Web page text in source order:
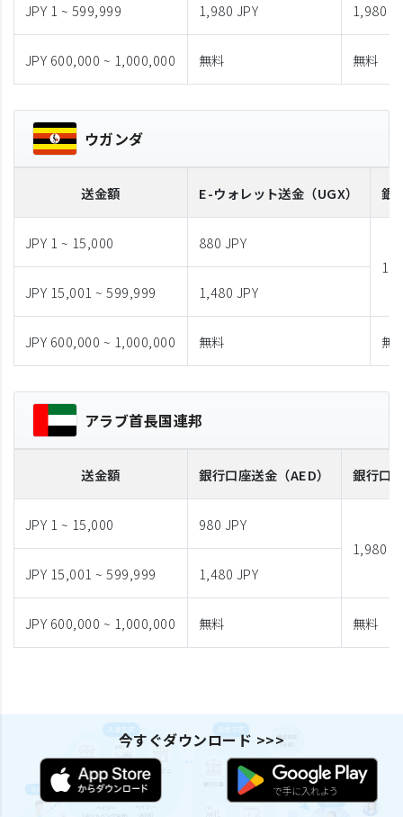
JPY 1 ~ 599,999 1,980 JPY 1,980
JPY 600,000 ~ 1,000,000 無料 無料
ウガンダ
送金額 E-ウォレット送金 （UGX） 銀
JPY 1 ~ 15,000
880 JPY
JPY 15,001 ~ 599,999
1,480 JPY
JPY 600,000 ~ 1,000,000 無料 無
アラブ首長国連邦
送金額 銀行口座送金 （AED） 銀行口
JPY 1 ~ 15,000
980 JPY
1,980
JPY 15,001 ~ 599,999
1,480 JPY
JPY 600,000 ~ 1,000,000 無料 無料
今すぐダウンロード >>>